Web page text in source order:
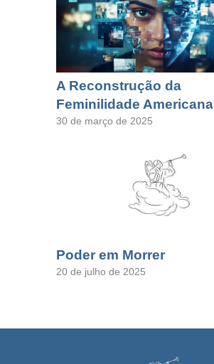
A Reconstrução da
Feminilidade Americana
30 de março de 2025
Poder em Morrer
20 de julho de 2025